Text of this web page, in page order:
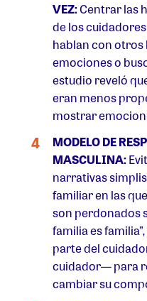
VEZ:Centrar las
de los
hablan con otros
emociones o
estudio reveló
eran menos
mostrar
MODELO DE
MASCULINA:
narrativas
familiar en las
son perdonados
familia es
parte del
cuidador— para
cambiar su